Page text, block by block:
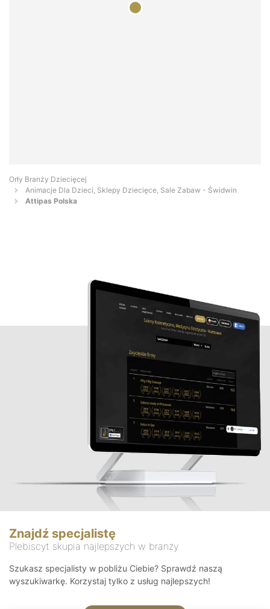
Orły Branży Dziecięcej
Animacje Dla Dzieci, Sklepy Dziecięce, Sale Zabaw - Świdwin
Attipas Polska
Znajdź specjalistę
Plebiscyt skupia najlepszych w branży
Szukasz specjalisty w pobliżu Ciebie? Sprawdź naszą
wyszukiwarkę. Korzystaj tylko z usług najlepszych!